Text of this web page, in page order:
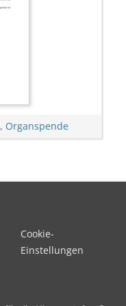
, Organspende
Cookie-
Einstellungen